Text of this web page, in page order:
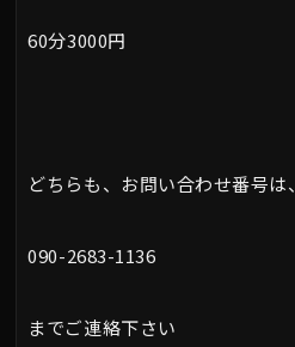
60分3000円
どちらも、お問い合わせ番号は、
090-2683-1136
までご連絡下さい